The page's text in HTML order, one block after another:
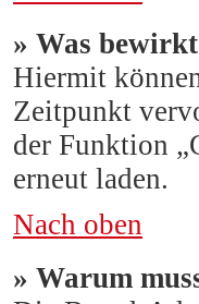
» Was
Hiermit
Zeitpunkt
der Funktion
erneut laden.
Nach oben
» Warum